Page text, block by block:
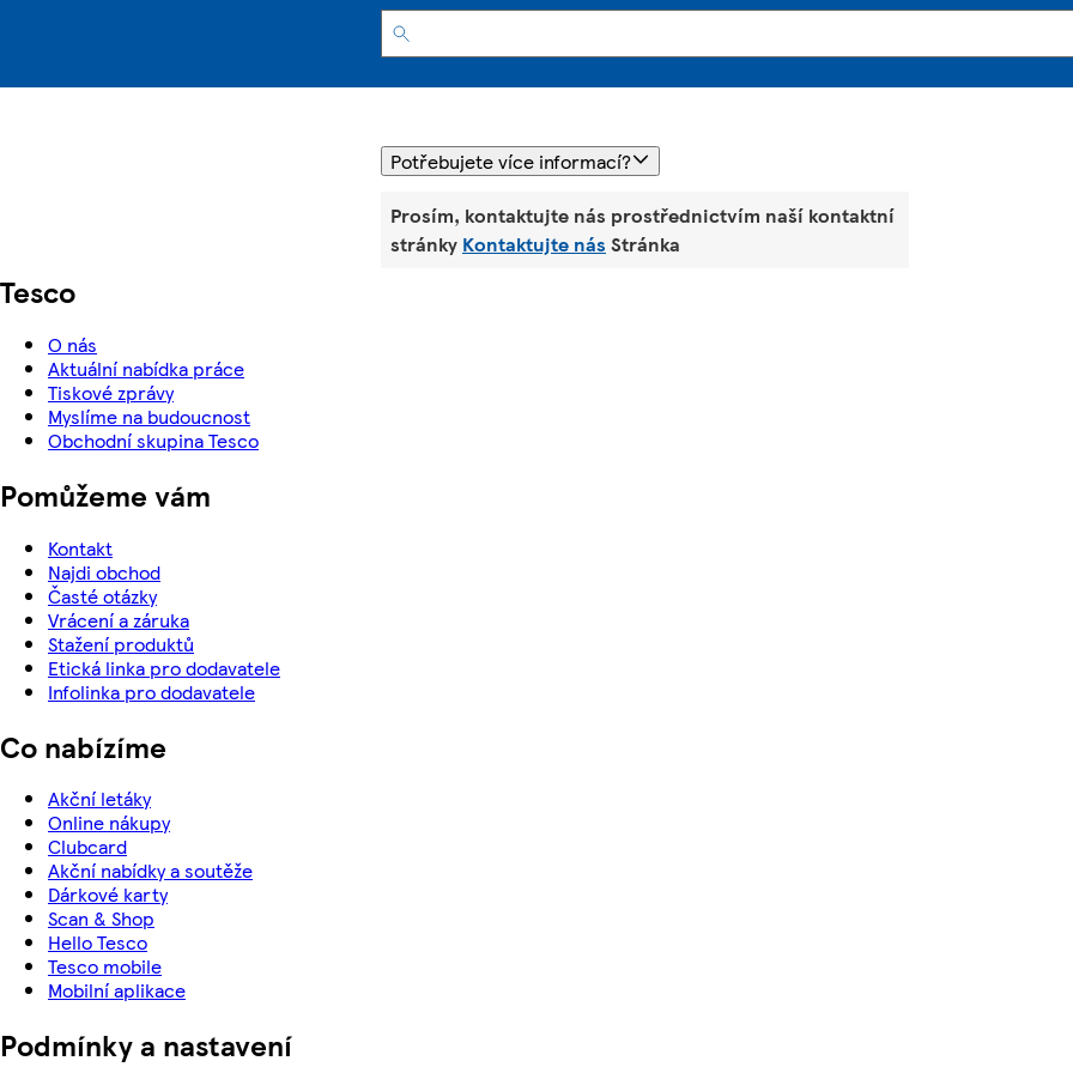
Potřebujete více informací?
Prosím, kontaktujte nás prostřednictvím naší kontaktní
stránky Kontaktujte nás Stránka
Tesco
O nás
Aktuální nabídka práce
Tiskové zprávy
Myslíme na budoucnost
Obchodní skupina Tesco
Pomůžeme vám
Kontakt
Najdi obchod
Časté otázky
Vrácení a záruka
Stažení produktů
Etická linka pro dodavatele
Infolinka pro dodavatele
Co nabízíme
Akční letáky
Online nákupy
Clubcard
Akční nabídky a soutěže
Dárkové karty
Scan & Shop
Hello Tesco
Tesco mobile
Mobilní aplikace
Podmínky a nastavení